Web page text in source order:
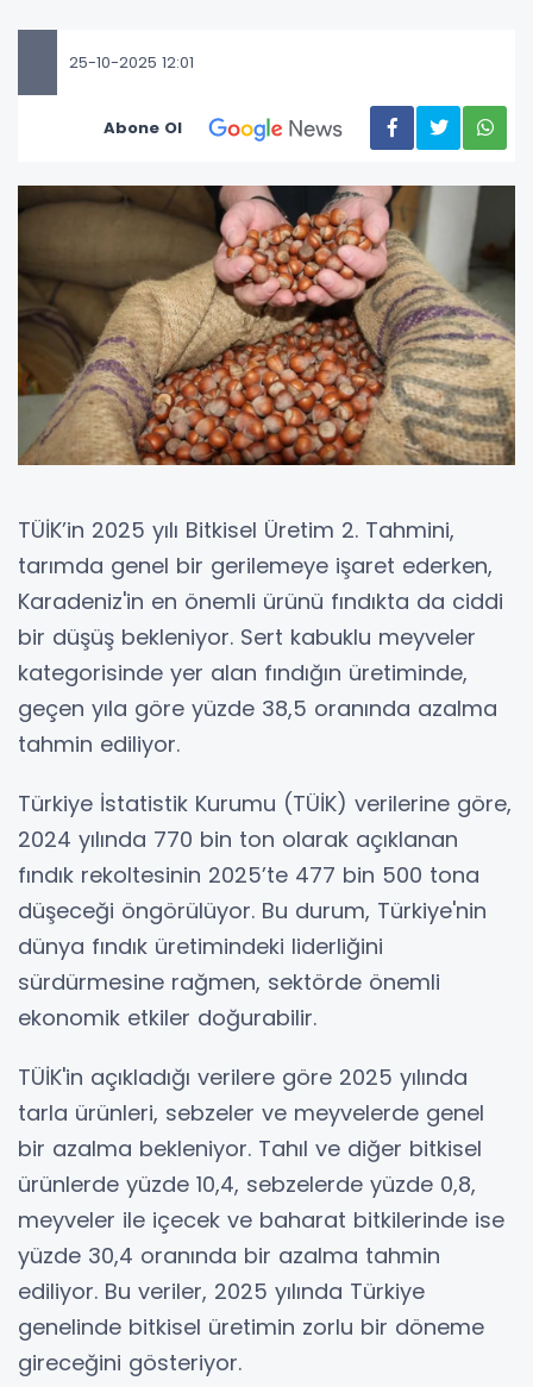
25-10-2025 12:01
Abone Ol
TÜİK’in 2025 yılı Bitkisel Üretim 2. Tahmini,
tarımda genel bir gerilemeye işaret ederken,
Karadeniz'in en önemli ürünü fındıkta da ciddi
bir düşüş bekleniyor. Sert kabuklu meyveler
kategorisinde yer alan fındığın üretiminde,
geçen yıla göre yüzde 38,5 oranında azalma
tahmin ediliyor.
Türkiye İstatistik Kurumu (TÜİK) verilerine göre,
2024 yılında 770 bin ton olarak açıklanan
fındık rekoltesinin 2025’te 477 bin 500 tona
düşeceği öngörülüyor. Bu durum, Türkiye'nin
dünya fındık üretimindeki liderliğini
sürdürmesine rağmen, sektörde önemli
ekonomik etkiler doğurabilir.
TÜİK'in açıkladığı verilere göre 2025 yılında
tarla ürünleri, sebzeler ve meyvelerde genel
bir azalma bekleniyor. Tahıl ve diğer bitkisel
ürünlerde yüzde 10,4, sebzelerde yüzde 0,8,
meyveler ile içecek ve baharat bitkilerinde ise
yüzde 30,4 oranında bir azalma tahmin
ediliyor. Bu veriler, 2025 yılında Türkiye
genelinde bitkisel üretimin zorlu bir döneme
gireceğini gösteriyor.